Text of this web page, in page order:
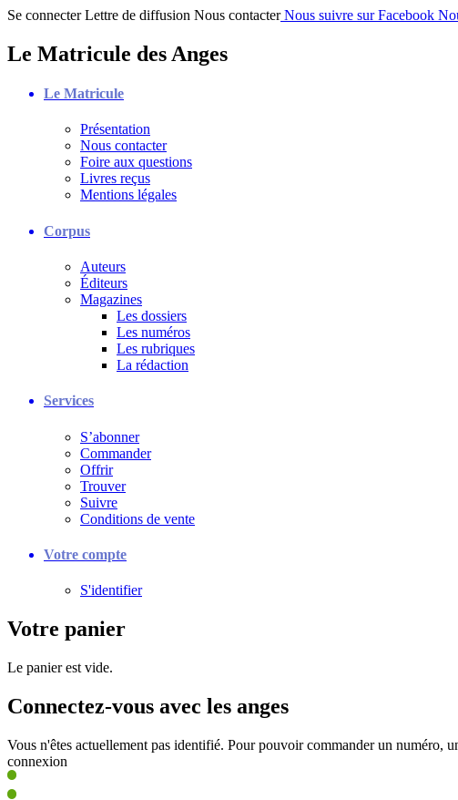
Se connecter Lettre de diffusion Nous contacter Nous suivre sur Facebook
Le Matricule des Anges
Le Matricule
Présentation
Nous contacter
Foire aux questions
Livres reçus
Mentions légales
Corpus
Auteurs
Éditeurs
Magazines
Les dossiers
Les numéros
Les rubriques
La rédaction
Services
S’abonner
Commander
Offrir
Trouver
Suivre
Conditions de vente
Votre compte
S'identifier
Votre panier
Le panier est vide.
Connectez-vous avec les anges
Vous n'êtes actuellement pas identifié. Pour pouvoir commander un numéro,
connexion